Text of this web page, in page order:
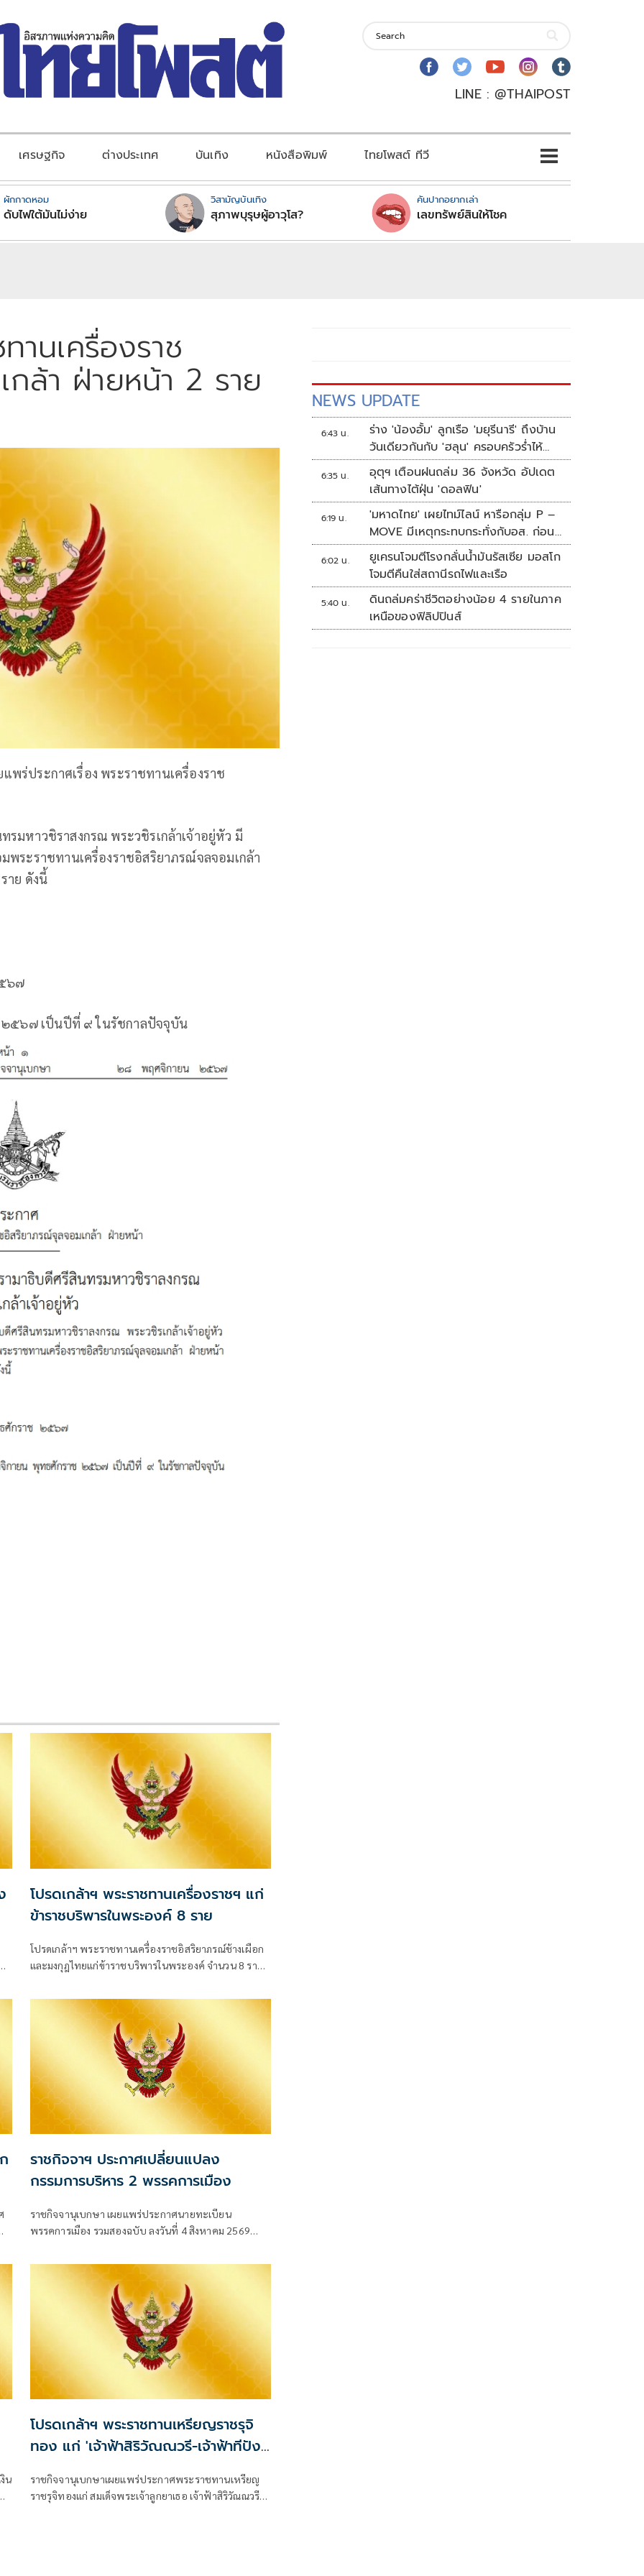
LINE : @THAIPOST
เศรษฐกิจ ต่างประเทศ บันเทิง หนังสือพิมพ์ ไทยโพสต์ ทีวี
ผักกาดหอม
ดับไฟใต้มันไม่ง่าย
วิสามัญบันเทิง
สุภาพบุรุษผู้อาวุโส?
คันปากอยากเล่า
เลขทรัพย์สินให้โชค
านเครื่องราช
ล้า ฝ่ายหน้า 2 ราย
พร่ประกาศเรื่อง พระราชทานเครื่องราช
มหาวชิราสงกรณ พระวชิรเกล้าเจ้าอยู่หัว มี
พระราชทานเครื่องราชอิสริยาภรณ์จลจอมเกล้า
าย ดังนี้
๖๗
๕๖๗ เป็นปีที่ ๙ ในรัชกาลปัจจุบัน
โปรดเกล้าฯ พระราชทานเครื่องราชฯ แก่
ข้าราชบริพารในพระองค์ 8 ราย
โปรดเกล้าฯ พระราชทานเครื่องราชอิสริยาภรณ์ช้างเผือก
และมงกุฎไทยแก่ข้าราชบริพารในพระองค์ จำนวน 8 ราย
ราชกิจจาฯ ประกาศเปลี่ยนแปลง
กรรมการบริหาร 2 พรรคการเมือง
ราชกิจจานุเบกษา เผยแพร่ประกาศนายทะเบียน
พรรคการเมือง รวมสองฉบับ ลงวันที่ 4 สิงหาคม 2569
น
โปรดเกล้าฯ พระราชทานเหรียญราชรุจิ
ทอง แก่ 'เจ้าฟ้าสิริวัณณวรี-เจ้าฟ้าทีปัง
ราชกิจจานุเบกษาเผยแพร่ประกาศพระราชทานเหรียญ
ราชรุจิทองแก่ สมเด็จพระเจ้าลูกยาเธอ เจ้าฟ้าสิริวัณณวรี
NEWS UPDATE
6:43 น.
ร่าง 'น้องอั้ม' ลูกเรือ 'มยุรีนารี' ถึงบ้าน
วันเดียวกันกับ 'ฮลุน' ครอบครัวร่ำไห้
เผยฝันอยากเป็นทหารเรือ
6:35 น.
อุตุฯ เตือนฝนถล่ม 36 จังหวัด อัปเดต
เส้นทางไต้ฝุ่น 'ดอลฟิน'
6:19 น.
'มหาดไทย' เผยไทม์ไลน์ หารือกลุ่ม P –
MOVE มีเหตุกระทบกระทั่งกับอส. ก่อน
พาส่งขึ้นรถกลับ
6:02 น.
ยูเครนโจมตีโรงกลั่นน้ำมันรัสเซีย มอสโก
โจมตีคืนใส่สถานีรถไฟและเรือ
5:40 น.
ดินถล่มคร่าชีวิตอย่างน้อย 4 รายในภาค
เหนือของฟิลิปปินส์